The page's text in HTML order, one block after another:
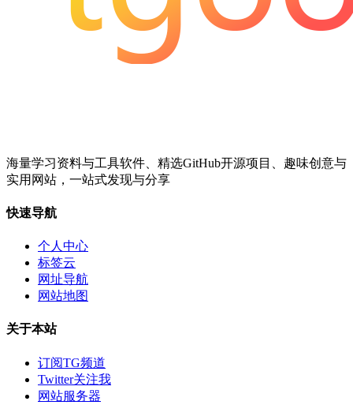
海量学习资料与工具软件、精选GitHub开源项目、趣味创意与
实用网站，一站式发现与分享
快速导航
个人中心
标签云
网址导航
网站地图
关于本站
订阅TG频道
Twitter关注我
网站服务器